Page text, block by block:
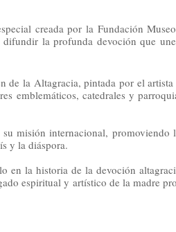
creada por la Fundación
la profunda devoción que
de la Altagracia, pintada por el
emblemáticos, catedrales y
misión internacional,
y la diáspora.
en la historia de la devoción
espiritual y artístico de la madre